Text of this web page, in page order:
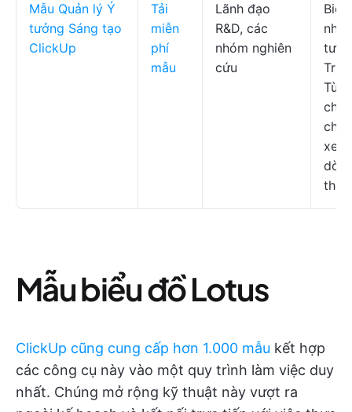
Mẫu Quản lý Ý
tưởng Sáng tạo
ClickUp
Tải
miễn
phí
mẫu
Lãnh đạo
R&D, các
nhóm nghiên
cứu
Tùy
chế
xem
thời
Mẫu biểu đồ Lotus
ClickUp cũng cung cấp hơn 1.000 mẫu kết hợp
các công cụ này vào một quy trình làm việc duy
nhất. Chúng mở rộng kỹ thuật này vượt ra